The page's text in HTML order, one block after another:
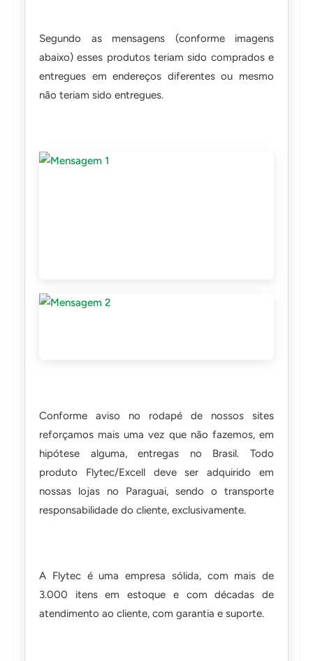
Segundo as mensagens (conforme imagens
abaixo) esses produtos teriam sido comprados e
entregues em endereços diferentes ou mesmo
não teriam sido entregues.
Conforme aviso no rodapé de nossos sites
reforçamos mais uma vez que não fazemos, em
hipótese alguma, entregas no Brasil. Todo
produto Flytec/Excell deve ser adquirido em
nossas lojas no Paraguai, sendo o transporte
responsabilidade do cliente, exclusivamente.
A Flytec é uma empresa sólida, com mais de
3.000 itens em estoque e com décadas de
atendimento ao cliente, com garantia e suporte.